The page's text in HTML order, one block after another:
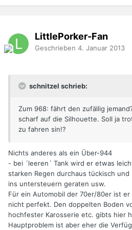
LittlePorker-Fan
Geschrieben 4. Januar 2013
schnitzel schrieb:
Zum 968: fährt den zufällig
scharf auf die Silhouette. Soll ja
zu fahren sin!?
Nichts anderes als ein Über-944
- bei ´leeren´ Tank wird er etwas
starken Regen durchaus tückisch
ins untersteuern geraten usw.
Für ein Automobil der 70er/80er ist
nicht perfekt. Den doppelten Boden
hochfester Karosserie etc. gibts hier
Hauptproblem ist aber eher die